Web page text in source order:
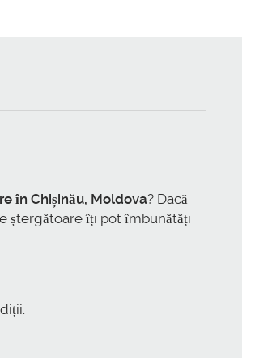
în Chișinău, Moldova? Dacă
ștergătoare îți pot îmbunătăți